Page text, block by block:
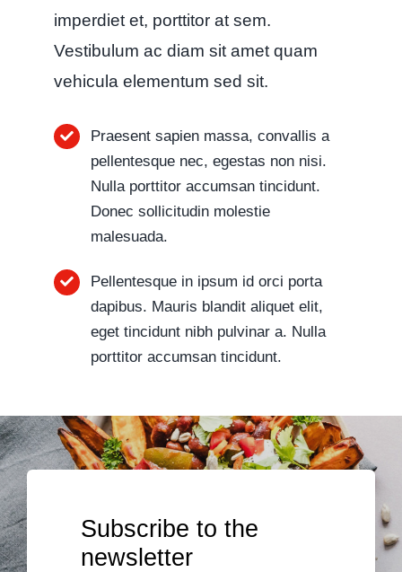
imperdiet et, porttitor at sem.
Vestibulum ac diam sit amet quam
vehicula elementum sed sit.
Praesent sapien massa, convallis a
pellentesque nec, egestas non nisi.
Nulla porttitor accumsan tincidunt.
Donec sollicitudin molestie
malesuada.
Pellentesque in ipsum id orci porta
dapibus. Mauris blandit aliquet elit,
eget tincidunt nibh pulvinar a. Nulla
porttitor accumsan tincidunt.
Subscribe to the
newsletter